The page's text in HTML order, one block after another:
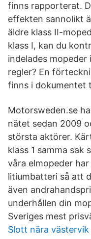
finns rapporterat.
effekten sannolikt
äldre klass II-
klass I, kan du
indelades mopeder
regler? En
finns i dokumentet
Motorsweden.se
nätet sedan 2009
största aktörer.
klass 1 samma sak
våra elmopeder
litiumbatteri så att
även
underhållen din
Sveriges mest
Slott nära västervik